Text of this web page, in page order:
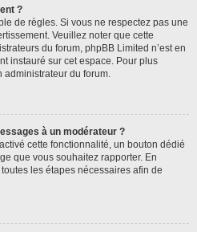
?
de règles. Si vous ne respectez pas une
Veuillez noter que cette
du forum, phpBB Limited n’est en
instauré sur cet espace. Pour plus
administrateur du forum.
à un modérateur ?
cette fonctionnalité, un bouton dédié
que vous souhaitez rapporter. En
les étapes nécessaires afin de